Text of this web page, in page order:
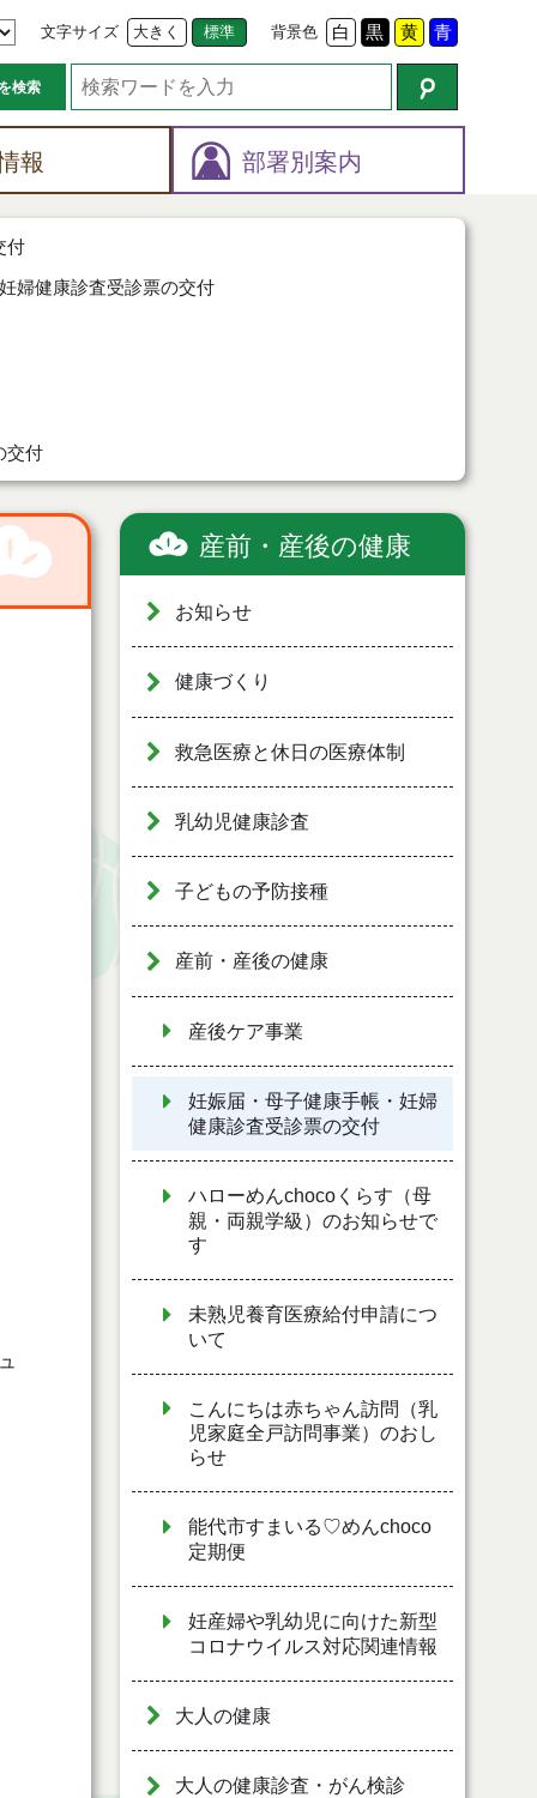
文字サイズ 大きく 標準 背景色 白 黒 黄 青
検索
報 部署別案内
付
婦健康診査受診票の交付
交付
産前・産後の健康
お知らせ
健康づくり
救急医療と休日の医療体制
乳幼児健康診査
子どもの予防接種
産前・産後の健康
産後ケア事業
妊娠届・母子健康手帳・妊婦
健康診査受診票の交付
ハローめんchocoくらす（母
親・両親学級）のお知らせで
す
未熟児養育医療給付申請につ
いて
こんにちは赤ちゃん訪問（乳
児家庭全戸訪問事業）のおし
らせ
能代市すまいる♡めんchoco
定期便
妊産婦や乳幼児に向けた新型
コロナウイルス対応関連情報
大人の健康
大人の健康診査・がん検診